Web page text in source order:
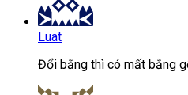
Luat
Đổi bằng thì có mất bằng